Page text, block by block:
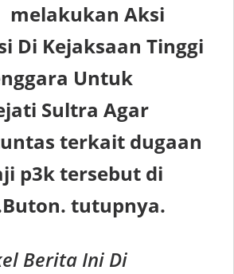
melakukan Aksi
Di Kejaksaan Tinggi
Untuk
Sultra Agar
terkait dugaan
p3k tersebut di
tutupnya.
Berita Ini Di